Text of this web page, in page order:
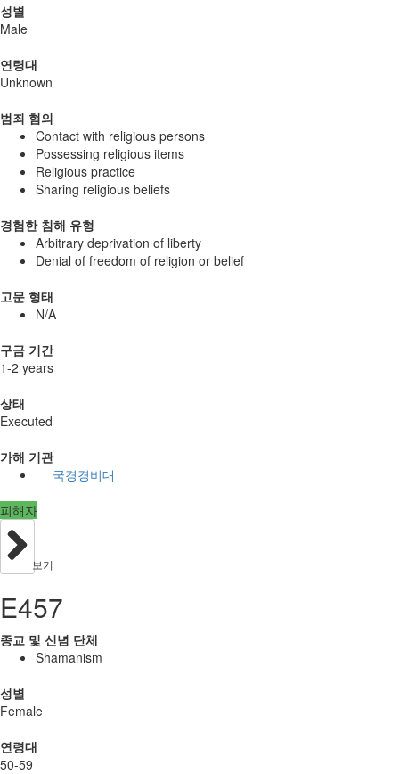
성별
Male
연령대
Unknown
범죄 혐의
Contact with religious persons
Possessing religious items
Religious practice
Sharing religious beliefs
경험한 침해 유형
Arbitrary deprivation of liberty
Denial of freedom of religion or belief
고문 형태
N/A
구금 기간
1-2 years
상태
Executed
가해 기관
국경경비대
피해자
보기
E457
종교 및 신념 단체
Shamanism
성별
Female
연령대
50-59